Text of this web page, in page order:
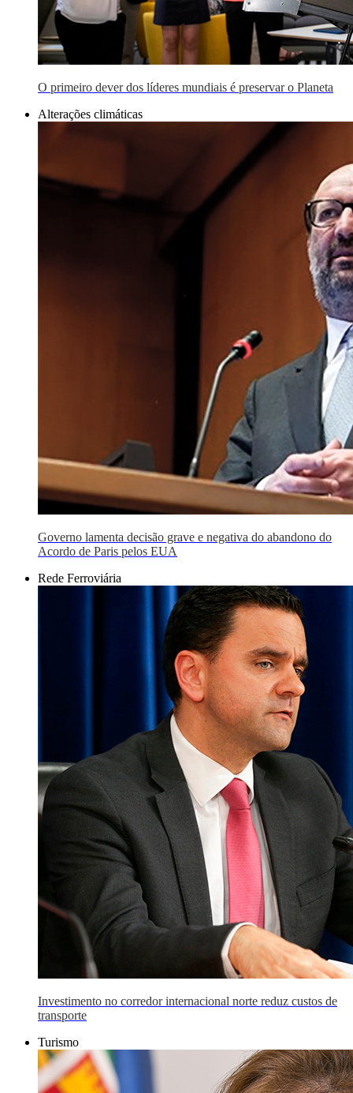
O primeiro dever dos líderes mundiais é preservar o Planeta
Alterações climáticas
Governo lamenta decisão grave e negativa do abandono do
Acordo de Paris pelos EUA
Rede Ferroviária
Investimento no corredor internacional norte reduz custos de
transporte
Turismo